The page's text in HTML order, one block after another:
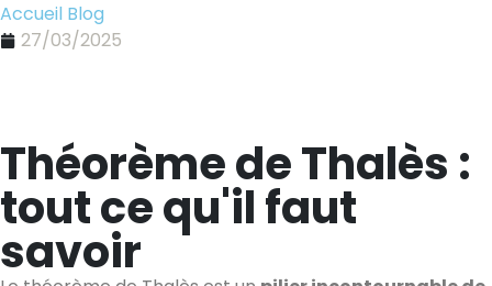
Accueil Blog
27/03/2025
Théorème de Thalès :
tout ce qu'il faut
savoir